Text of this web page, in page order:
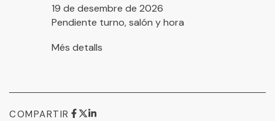
19 de desembre de 2026
Pendiente turno, salón y hora
Més detalls
COMPARTIR